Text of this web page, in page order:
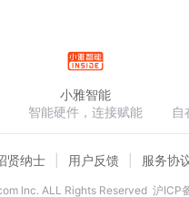
小雅智能
智能硬件，连接赋能
自
贤纳士 用户反馈 服务协
lnc. ALL Rights Reserved 沪ICP